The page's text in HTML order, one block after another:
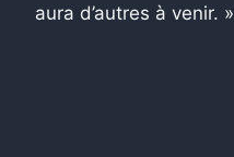
aura d’autres à venir. »